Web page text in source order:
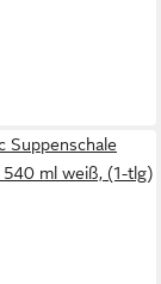
Suppenschale
540 ml weiß, (1-tlg)